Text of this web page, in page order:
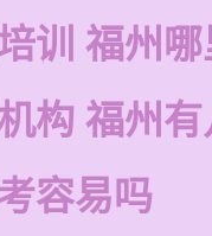
训 福州
构 福州
容易吗